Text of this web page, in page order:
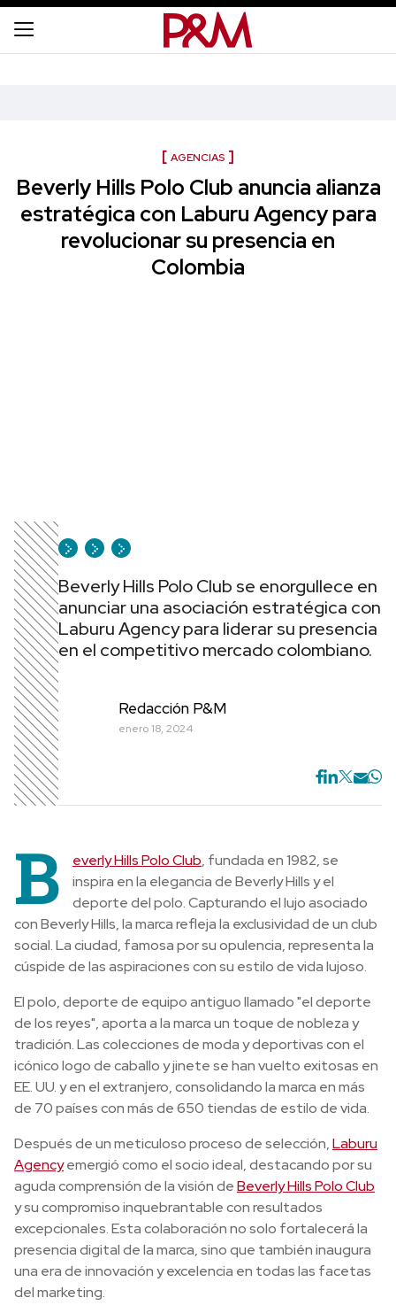
AGENCIAS
Beverly Hills Polo Club anuncia alianza
estratégica con Laburu Agency para
revolucionar su presencia en
Colombia
Beverly Hills Polo Club se enorgullece en
anunciar una asociación estratégica con
Laburu Agency para liderar su presencia
en el competitivo mercado colombiano.
Redacción P&M
enero 18, 2024
B everly Hills Polo Club, fundada en 1982, se
inspira en la elegancia de Beverly Hills y el
deporte del polo. Capturando el lujo asociado
con Beverly Hills, la marca refleja la exclusividad de un club
social. La ciudad, famosa por su opulencia, representa la
cúspide de las aspiraciones con su estilo de vida lujoso.
El polo, deporte de equipo antiguo llamado "el deporte
de los reyes", aporta a la marca un toque de nobleza y
tradición. Las colecciones de moda y deportivas con el
icónico logo de caballo y jinete se han vuelto exitosas en
EE. UU. y en el extranjero, consolidando la marca en más
de 70 países con más de 650 tiendas de estilo de vida.
Después de un meticuloso proceso de selección,Laburu
Agencyemergió como el socio ideal, destacando por su
aguda comprensión de la visión deBeverly Hills Polo Club
y su compromiso inquebrantable con resultados
excepcionales. Esta colaboración no solo fortalecerá la
presencia digital de la marca, sino que también inaugura
una era de innovación y excelencia en todas las facetas
del marketing.